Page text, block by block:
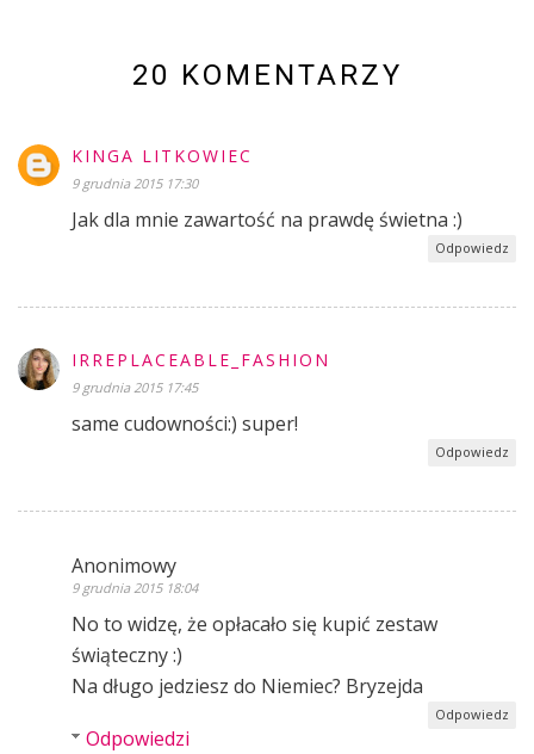
20 KOMENTARZY
KINGA LITKOWIEC
9 grudnia 2015 17:30
Jak dla mnie zawartość na prawdę świetna :)
Odpowiedz
IRREPLACEABLE_FASHION
9 grudnia 2015 17:45
same cudowności:) super!
Odpowiedz
Anonimowy
9 grudnia 2015 18:04
No to widzę, że opłacało się kupić zestaw
świąteczny :)
Na długo jedziesz do Niemiec? Bryzejda
Odpowiedz
Odpowiedzi